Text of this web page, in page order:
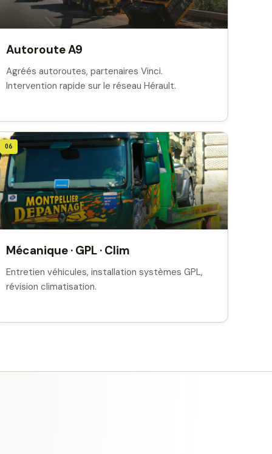
Autoroute A9
Agréés autoroutes, partenaires Vinci.
Intervention rapide sur le réseau Hérault.
06
Mécanique · GPL · Clim
Entretien véhicules, installation systèmes GPL,
révision climatisation.